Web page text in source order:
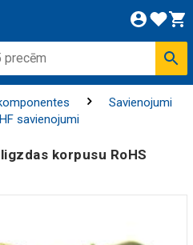
Savienojumi
HF savienojumi
korpusu RoHS